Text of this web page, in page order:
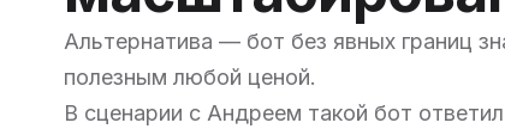
Альтернатива — бот без явных границ
полезным любой ценой.
В сценарии с Андреем такой бот